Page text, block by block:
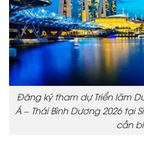
Đăng ký tham dự Triển lãm
Á – Thái Bình Dương 2026 tại
cần